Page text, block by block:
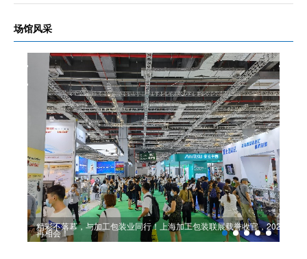
场馆风采
​精彩不落幕，与加工包装业同行！上海加工包装联展载誉收官，2022
再相会！